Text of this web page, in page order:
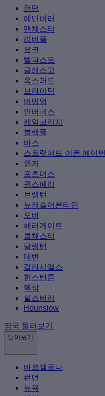
런던
에딘버러
맨체스터
리버풀
요크
벨파스트
글래스고
옥스퍼드
브라이턴
버밍엄
인버네스
케임브리지
블랙풀
바스
스트랫퍼드 어폰 에이번
윈저
포츠머스
퀸스페리
브램턴
뉴캐슬어폰타인
도버
해러게이트
콜체스터
달링턴
데번
갈라시엘스
헌스탄톤
헥삼
힐즈버러
Hounslow
영국 둘러보기
알아보기
바르셀로나
런던
뉴욕